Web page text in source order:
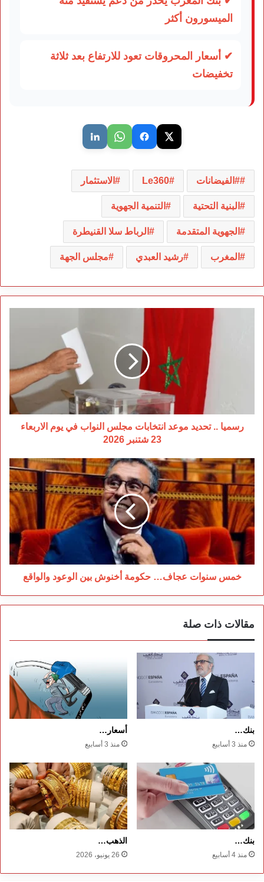
الميسورون أكثر
✔ أسعار المحروقات تعود للارتفاع بعد ثلاثة
تخفيضات
#الفيضانات Le360 الاستثمار
البنية التحتية التنمية الجهوية
الجهوية المتقدمة الرباط سلا القنيطرة
المغرب رشيد العبدي مجلس الجهة
رسميا
انتخابات
يوم
الاربعاء
23
2026
رسميا .. تحديد موعد انتخابات مجلس النواب في يوم الاربعاء
23 شتنبر 2026
خمس
سنوات
عجاف…
حكومة
أخنوش
بين
الوعود
والواقع
خمس سنوات عجاف… حكومة أخنوش بين الوعود والواقع
مقالات ذات صلة
بنك…
منذ 3 أسابيع
أسعار…
منذ 3 أسابيع
بنك…
منذ 4 أسابيع
الذهب…
26 يونيو، 2026